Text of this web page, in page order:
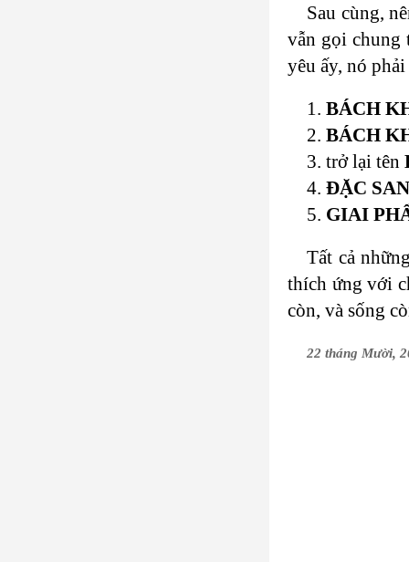
Sau cùng,
vẫn gọi chung
yêu ấy, nó
1.BÁCH
2.BÁCH
3. trở lại tên
4.ĐẶC
5. GIAI
Tất cả
thích ứng với
còn, và sống
22 tháng Mười,